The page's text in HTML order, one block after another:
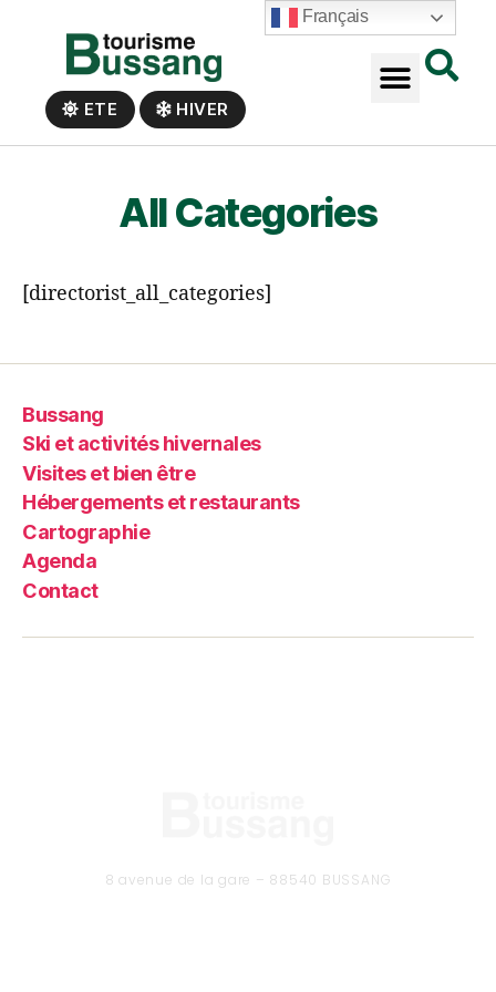
ETE HIVER
All Categories
[directorist_all_categories]
Bussang
Ski et activités hivernales
Visites et bien être
Hébergements et restaurants
Cartographie
Agenda
Contact
8 avenue de la gare – 88540 BUSSANG
Français
Panneau de gestion des cookies